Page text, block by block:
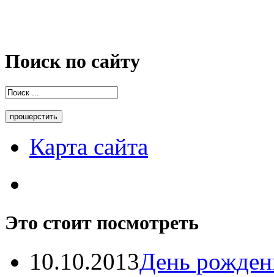
Поиск по сайту
Карта сайта
Это стоит посмотреть
10.10.2013День